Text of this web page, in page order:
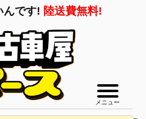
んです! 陸送費無料!
メニュー